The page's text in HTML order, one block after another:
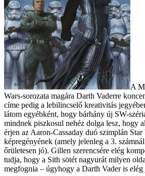
A
Wars-sorozata magára Darth Vaderre
címe pedig a lebilincselő kreativitás
látom egyébként, hogy bárhány új SW-
mindnek piszkosul nehéz dolga lesz, hogy
érjen az Aaron-Cassaday duó szimplán
képregényének (amely jelenleg a 3.
őrületesen jó). Gillen szerencsére elég
tudja, hogy a Sith sötét nagyurát milyen
megfognia – úgyhogy a Darth Vader is